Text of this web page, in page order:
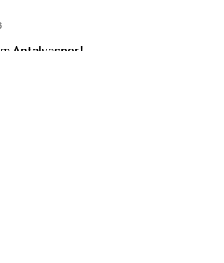
Antalyaspor!